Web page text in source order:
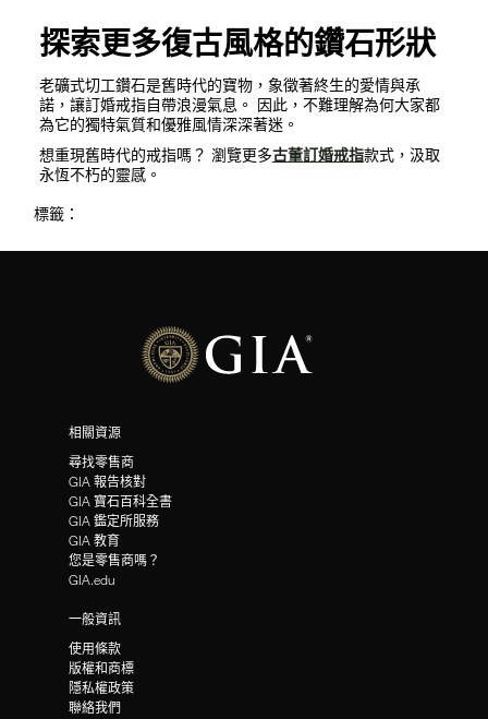
探索更多復古風格的鑽石形狀
老礦式切工鑽石是舊時代的寶物，象徵著終生的愛情與承
諾，讓訂婚戒指自帶浪漫氣息。 因此，不難理解為何大家都
為它的獨特氣質和優雅風情深深著迷。
想重現舊時代的戒指嗎？ 瀏覽更多古董訂婚戒指款式，汲取
永恆不朽的靈感。
標籤：
相關資源
尋找零售商
GIA 報告核對
GIA 寶石百科全書
GIA 鑑定所服務
GIA 教育
您是零售商嗎？
GIA.edu
一般資訊
使用條款
版權和商標
隱私權政策
聯絡我們